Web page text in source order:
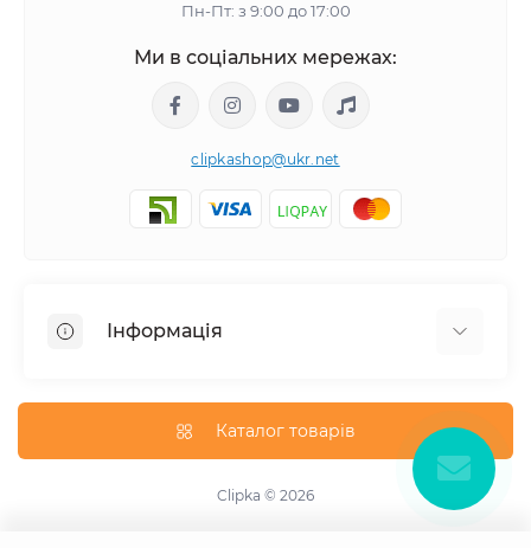
Пн-Пт: з 9:00 до 17:00
Ми в соціальних мережах:
clipkashop@ukr.net
Інформація
Контакти
Каталог товарів
Clipka © 2026